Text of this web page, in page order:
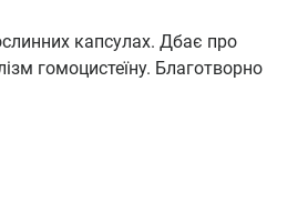
капсулах. Дбає про
гомоцистеїну. Благотворно